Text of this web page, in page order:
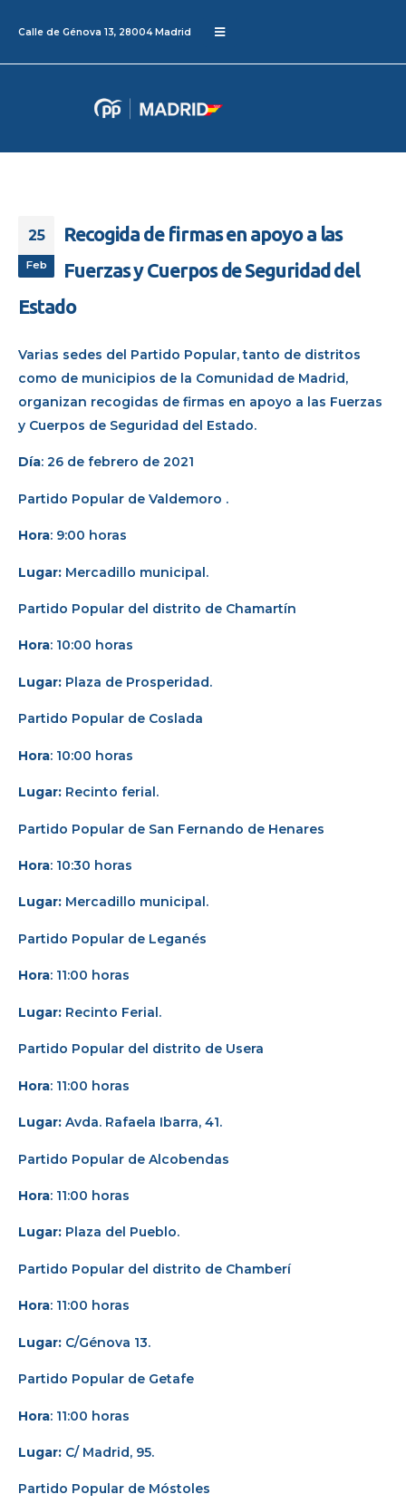
Calle de Génova 13, 28004 Madrid
25
Feb
Recogida de firmas en apoyo a las
Fuerzas y Cuerpos de Seguridad del
Estado
Varias sedes del Partido Popular, tanto de distritos
como de municipios de la Comunidad de Madrid,
organizan recogidas de firmas en apoyo a las Fuerzas
y Cuerpos de Seguridad del Estado.
Día: 26 de febrero de 2021
Partido Popular de Valdemoro .
Hora: 9:00 horas
Lugar: Mercadillo municipal.
Partido Popular del distrito de Chamartín
Hora: 10:00 horas
Lugar: Plaza de Prosperidad.
Partido Popular de Coslada
Hora: 10:00 horas
Lugar: Recinto ferial.
Partido Popular de San Fernando de Henares
Hora: 10:30 horas
Lugar: Mercadillo municipal.
Partido Popular de Leganés
Hora: 11:00 horas
Lugar: Recinto Ferial.
Partido Popular del distrito de Usera
Hora: 11:00 horas
Lugar: Avda. Rafaela Ibarra, 41.
Partido Popular de Alcobendas
Hora: 11:00 horas
Lugar: Plaza del Pueblo.
Partido Popular del distrito de Chamberí
Hora: 11:00 horas
Lugar: C/Génova 13.
Partido Popular de Getafe
Hora: 11:00 horas
Lugar: C/ Madrid, 95.
Partido Popular de Móstoles